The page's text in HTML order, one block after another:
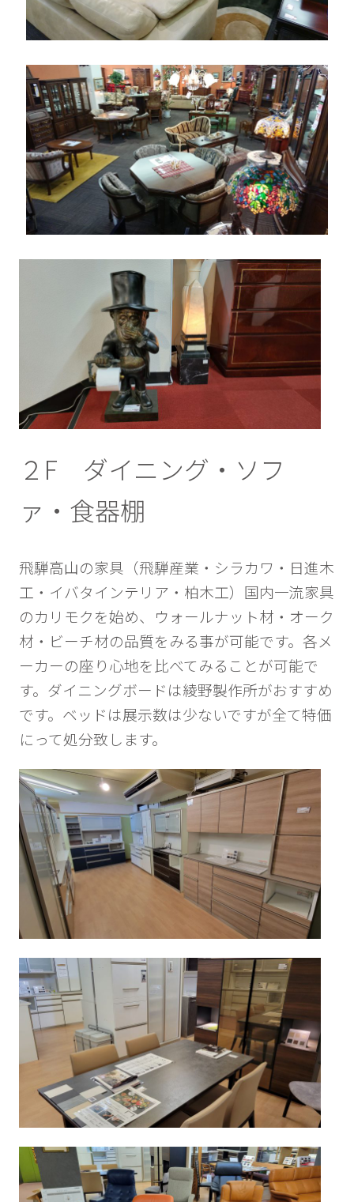
２F ダイニング・ソフ
ァ・食器棚
飛騨高山の家具（飛騨産業・シラカワ・日進木
工・イバタインテリア・柏木工）国内一流家具
のカリモクを始め、ウォールナット材・オーク
材・ビーチ材の品質をみる事が可能です。各メ
ーカーの座り心地を比べてみることが可能で
す。ダイニングボードは綾野製作所がおすすめ
です。ベッドは展示数は少ないですが全て特価
にって処分致します。